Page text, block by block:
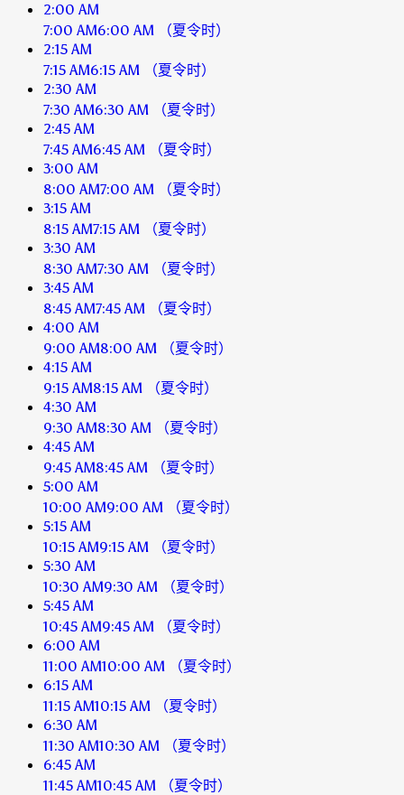
2:00 AM
7:00 AM6:00 AM
（夏令时）
2:15 AM
7:15 AM6:15 AM
（夏令时）
2:30 AM
7:30 AM6:30 AM
（夏令时）
2:45 AM
7:45 AM6:45 AM
（夏令时）
3:00 AM
8:00 AM7:00 AM
（夏令时）
3:15 AM
8:15 AM7:15 AM
（夏令时）
3:30 AM
8:30 AM7:30 AM
（夏令时）
3:45 AM
8:45 AM7:45 AM
（夏令时）
4:00 AM
9:00 AM8:00 AM
（夏令时）
4:15 AM
9:15 AM8:15 AM
（夏令时）
4:30 AM
9:30 AM8:30 AM
（夏令时）
4:45 AM
9:45 AM8:45 AM
（夏令时）
5:00 AM
10:00 AM9:00 AM
（夏令时）
5:15 AM
10:15 AM9:15 AM
（夏令时）
5:30 AM
10:30 AM9:30 AM
（夏令时）
5:45 AM
10:45 AM9:45 AM
（夏令时）
6:00 AM
11:00 AM10:00 AM
（夏令时）
6:15 AM
11:15 AM10:15 AM
（夏令时）
6:30 AM
11:30 AM10:30 AM
（夏令时）
6:45 AM
11:45 AM10:45 AM
（夏令时）